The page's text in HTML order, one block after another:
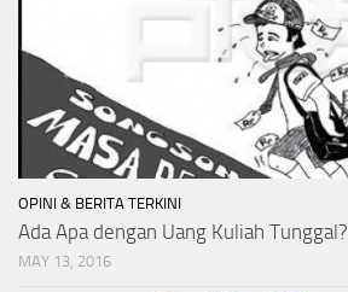
OPINI & BERITA TERKINI
Ada Apa dengan Uang Kuliah Tunggal?
MAY 13, 2016